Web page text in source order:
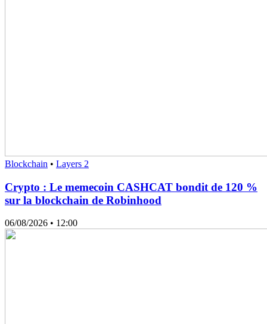
Blockchain • Layers 2
Crypto : Le memecoin CASHCAT bondit de 120 %
sur la blockchain de Robinhood
06/08/2026 • 12:00